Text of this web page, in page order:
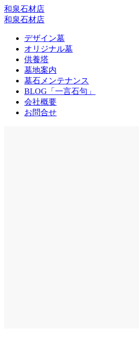
和泉石材店
和泉石材店
デザイン墓
オリジナル墓
供養塔
墓地案内
墓石メンテナンス
BLOG「一言石句」
会社概要
お問合せ